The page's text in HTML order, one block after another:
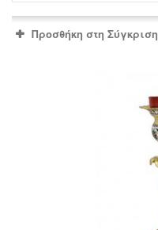
Προσθήκη στη Σύγκριση